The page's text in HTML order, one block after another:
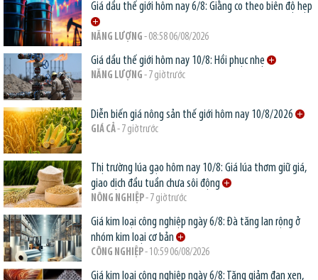
Giá dầu thế giới hôm nay 6/8: Giằng co theo biên độ hẹp
NĂNG LƯỢNG - 08:58 06/08/2026
Giá dầu thế giới hôm nay 10/8: Hồi phục nhẹ
NĂNG LƯỢNG - 7 giờ trước
Diễn biến giá nông sản thế giới hôm nay 10/8/2026
GIÁ CẢ- 7 giờ trước
Thị trường lúa gạo hôm nay 10/8: Giá lúa thơm giữ giá,
giao dịch đầu tuần chưa sôi động
NÔNG NGHIỆP- 7 giờ trước
Giá kim loại công nghiệp ngày 6/8: Đà tăng lan rộng ở
nhóm kim loại cơ bản
CÔNG NGHIỆP- 10:59 06/08/2026
Giá kim loại công nghiệp ngày 6/8: Tăng giảm đan xen,